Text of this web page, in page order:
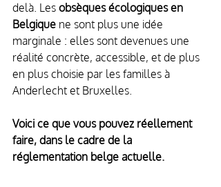
delà. Les obsèques écologiques en
Belgique ne sont plus une idée
marginale : elles sont devenues une
réalité concrète, accessible, et de plus
en plus choisie par les familles à
Anderlecht et Bruxelles.
Voici ce que vous pouvez réellement
faire, dans le cadre de la
réglementation belge actuelle.